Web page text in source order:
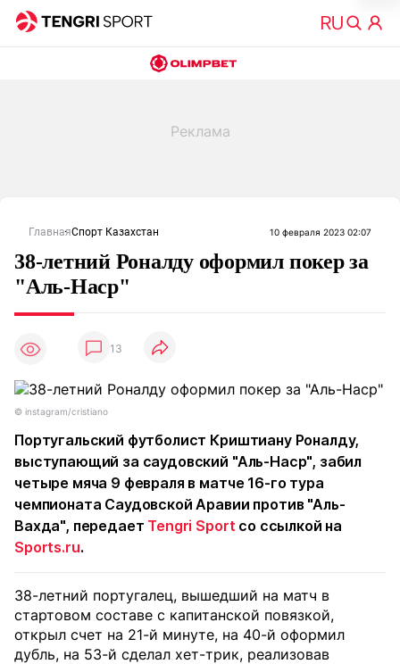
ГлавнаяСпорт Казахстан 10 февраля 2023 02:07
38-летний Роналду оформил покер за
"Аль-Наср"
13
© instagram/cristiano
Португальский футболист Криштиану Роналду,
выступающий за саудовский "Аль-Наср", забил
четыре мяча 9 февраля в матче 16-го тура
чемпионата Саудовской Аравии против "Аль-
Вахда", передает Tengri Sport со ссылкой на
Sports.ru.
38-летний португалец, вышедший на матч в
стартовом составе с капитанской повязкой,
открыл счет на 21-й минуте, на 40-й оформил
дубль, на 53-й сделал хет-трик, реализовав